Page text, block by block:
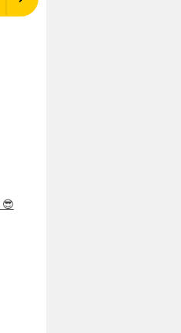
😎